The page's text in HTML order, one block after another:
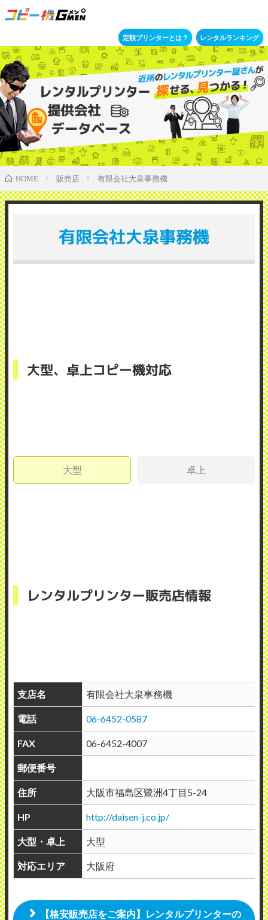
定額プリンターとは？ レンタルランキング
HOME 販売店 有限会社大泉事務機
有限会社大泉事務機
大型、卓上コピー機対応
大型 卓上
レンタルプリンター販売店情報
支店名 有限会社大泉事務機
電話 06-6452-0587
FAX 06-6452-4007
郵便番号
住所 大阪市福島区鷺洲4丁目5-24
HP http://daisen-j.co.jp/
大型・卓上 大型
対応エリア 大阪府
【格安販売店をご案内】レンタルプリンターの